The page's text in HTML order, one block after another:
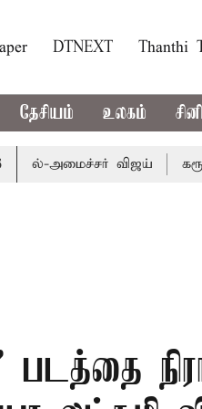
DTNEXT Thanthi
தேசியம் உலகம்
அமைச்சர் விஜய் கரூர்
படத்தை